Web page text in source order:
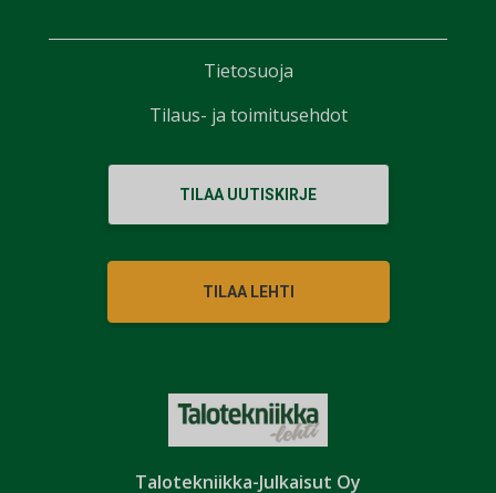
Talotekniikka-Julkaisut Oy
TILAA UUTISKIRJE
TILAA LEHTI
Tietosuoja
Tilaus- ja toimitusehdot